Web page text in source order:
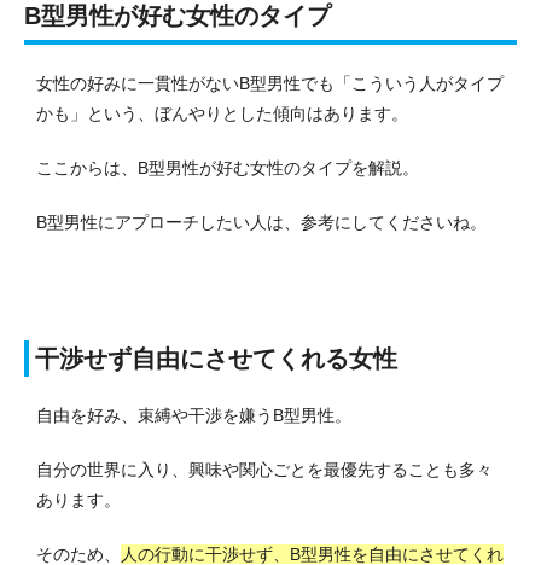
B型男性が好む女性のタイプ
女性の好みに一貫性がないB型男性でも「こういう人がタイプ
かも」という、ぼんやりとした傾向はあります。
ここからは、B型男性が好む女性のタイプを解説。
B型男性にアプローチしたい人は、参考にしてくださいね。
干渉せず自由にさせてくれる女性
自由を好み、束縛や干渉を嫌うB型男性。
自分の世界に入り、興味や関心ごとを最優先することも多々
あります。
そのため、
人の行動に干渉せず、B型男性を自由にさせてくれ